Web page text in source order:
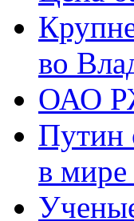
во
ОАО
Путин
в